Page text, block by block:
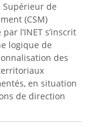
Supérieur de
(CSM)
l’INET s’inscrit
logique de
des
en situation
de direction